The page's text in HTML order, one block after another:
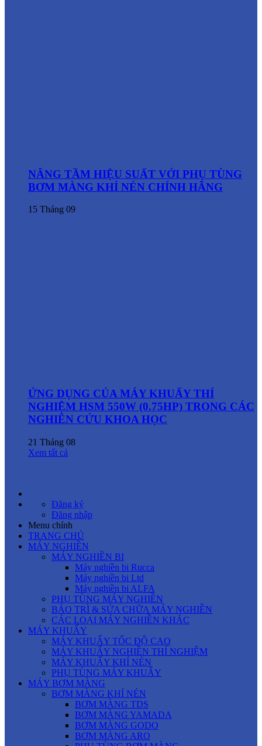
NÂNG TẦM HIỆU SUẤT VỚI PHỤ TÙNG
BƠM MÀNG KHÍ NÉN CHÍNH HÃNG
15 Tháng 09
ỨNG DỤNG CỦA MÁY KHUẤY THÍ
NGHIỆM HSM 550W (0.75HP) TRONG CÁC
NGHIÊN CỨU KHOA HỌC
21 Tháng 08
Xem tất cả
Đăng ký
Đăng nhập
Menu chính
TRANG CHỦ
MÁY NGHIỀN
MÁY NGHIỀN BI
Máy nghiền bi Rucca
Máy nghiền bi Ltd
Máy nghiền bi ALFA
PHỤ TÙNG MÁY NGHIỀN
BẢO TRÌ & SỬA CHỮA MÁY NGHIỀN
CÁC LOẠI MÁY NGHIỀN KHÁC
MÁY KHUẤY
MÁY KHUẤY TỐC ĐỘ CAO
MÁY KHUẤY NGHIỀN THÍ NGHIỆM
MÁY KHUẤY KHÍ NÉN
PHỤ TÙNG MÁY KHUẤY
MÁY BƠM MÀNG
BƠM MÀNG KHÍ NÉN
BƠM MÀNG TDS
BƠM MÀNG YAMADA
BƠM MÀNG GODO
BƠM MÀNG ARO